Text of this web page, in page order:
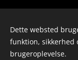
Dette websted
funktion, sikkerhed
brugeroplevelse.